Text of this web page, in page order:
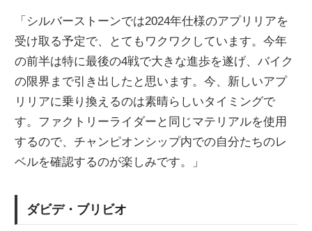
「シルバーストーンでは2024年仕様のアプリリアを
受け取る予定で、とてもワクワクしています。今年
の前半は特に最後の4戦で大きな進歩を遂げ、バイク
の限界まで引き出したと思います。今、新しいアプ
リリアに乗り換えるのは素晴らしいタイミングで
す。ファクトリーライダーと同じマテリアルを使用
するので、チャンピオンシップ内での自分たちのレ
ベルを確認するのが楽しみです。」
ダビデ・ブリビオ